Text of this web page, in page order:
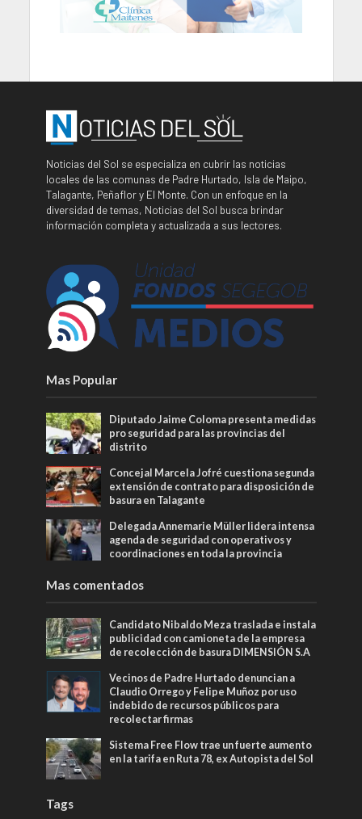
Noticias del Sol se especializa en cubrir las noticias
locales de las comunas de Padre Hurtado, Isla de Maipo,
Talagante, Peñaflor y El Monte. Con un enfoque en la
diversidad de temas, Noticias del Sol busca brindar
información completa y actualizada a sus lectores.
Mas Popular
Diputado Jaime Coloma presenta medidas
pro seguridad para las provincias del
distrito
Concejal Marcela Jofré cuestiona segunda
extensión de contrato para disposición de
basura en Talagante
Delegada Annemarie Müller lidera intensa
agenda de seguridad con operativos y
coordinaciones en toda la provincia
Mas comentados
Candidato Nibaldo Meza traslada e instala
publicidad con camioneta de la empresa
de recolección de basura DIMENSIÓN S.A
Vecinos de Padre Hurtado denuncian a
Claudio Orrego y Felipe Muñoz por uso
indebido de recursos públicos para
recolectar firmas
Sistema Free Flow trae un fuerte aumento
en la tarifa en Ruta 78, ex Autopista del Sol
Tags